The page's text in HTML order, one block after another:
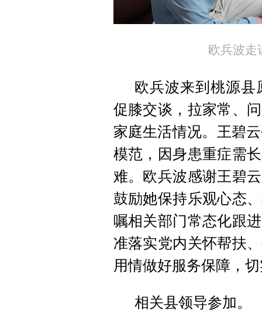
欧兵波走
欧兵波来到桃源
促膝交谈，拉家常、
家庭生活情况。王碧
模范，因身患重症需
难。欧兵波感谢王碧
鼓励她保持乐观心态
嘱相关部门常态化跟
准落实党内关怀帮扶
用情做好服务保障，
相关县领导参加。